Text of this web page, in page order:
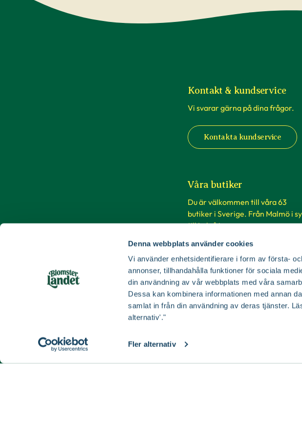
Denna webbplats använder cookies
Vi använder enhetsidentifierare i form av första-
annonser, tillhandahålla funktioner för sociala
din användning av vår webbplats med våra
Dessa kan kombinera informationen med annan
samlat in från din användning av deras tjänster.
alternativ'."
Fler alternativ
Kontakt & kundservice
Vi svarar gärna på dina frågor.
Kontakta kundservice
Våra butiker
Du är välkommen till våra 63
butiker i Sverige. Från Malmö i
till Luleå i norr.
Butiker & öppettider